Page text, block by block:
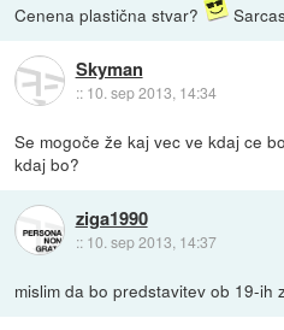
Cenena plastična stvar?
Skyman
:: 10. sep 2013, 14:34
Se mogoče že kaj vec ve kdaj ce
kdaj bo?
ziga1990
:: 10. sep 2013, 14:37
mislim da bo predstavitev ob 19-ih